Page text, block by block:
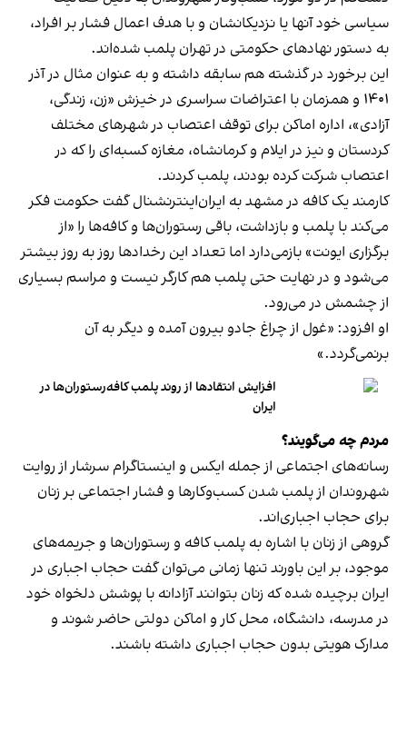
سیاسی خود آنها یا نزدیکانشان و با هدف اعمال فشار بر افراد،
به دستور نهادهای حکومتی در تهران پلمب شده‌اند.
این برخورد در گذشته هم سابقه داشته و به عنوان مثال در آذر
۱۴۰۱ و همزمان با اعتراضات سراسری در خیزش «زن، زندگی،
آزادی»، اداره اماکن برای توقف اعتصاب در شهرهای مختلف
کردستان و نیز در ایلام و کرمانشاه، مغازه کسبه‌ای را که در
اعتصاب شرکت کرده بودند، پلمب کردند.
کارمند یک کافه در مشهد به ایران‌اینترنشنال گفت حکومت فکر
می‌کند با پلمب و بازداشت، باقی رستوران‌ها و کافه‌ها را «از
برگزاری ایونت» بازمی‌دارد اما تعداد این رخدادها روز به روز بیشتر
می‌شود و در نهایت حتی پلمب هم کارگر نیست و مراسم بسیاری
از چشمش در می‌رود.
او افزود: «غول از چراغ جادو بیرون آمده و دیگر به آن
برنمی‎‌گردد.»
افزایش انتقادها از روند پلمب کافه‌رستوران‌ها در
ایران
مردم چه می‌گویند؟
رسانه‎‌های اجتماعی از جمله ایکس و اینستاگرام سرشار از روایت
شهروندان از پلمب شدن کسب‌وکارها و فشار اجتماعی بر زنان
برای حجاب اجباری‌اند.
گروهی از زنان با اشاره به پلمب کافه و رستوران‌ها و جریمه‌های
موجود، بر این باورند تنها زمانی می‌توان گفت حجاب اجباری در
ایران برچیده شده که زنان بتوانند آزادانه با پوشش دلخواه خود
در مدرسه، دانشگاه، محل کار و اماکن دولتی حاضر شوند و
مدارک هویتی بدون حجاب اجباری داشته باشند.